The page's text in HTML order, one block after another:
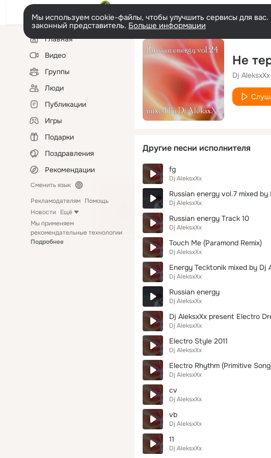
Мы используем cookie-файлы, чтобы улучшить сервисы для
законный представитель. Больше информации
Левая
колонкаГлавная
Видео
Группы
Люди
Публикации
Игры
Подарки
Поздравления
Рекомендации
Сменить язык
Рекламодателям Помощь
Новости Ещё
Мы применяем
рекомендательные технологии
Подробнее
Не
Dj AleksxXx
Другие песни исполнителя
fg
Dj AleksxXx
Russian energy vol.7 mixed by
Dj AleksxXx
Russian energy Track 10
Dj AleksxXx
Touch Me (Paramond Remix)
Dj AleksxXx
Energy Tecktonik mixed by Dj
Dj AleksxXx
Russian energy
Dj AleksxXx
Dj AleksxXx present Electro
Dj AleksxXx
Electro Style 2011
Dj AleksxXx
Electro Rhythm (Primitive
Dj AleksxXx
cv
Dj AleksxXx
vb
Dj AleksxXx
11
Dj AleksxXx